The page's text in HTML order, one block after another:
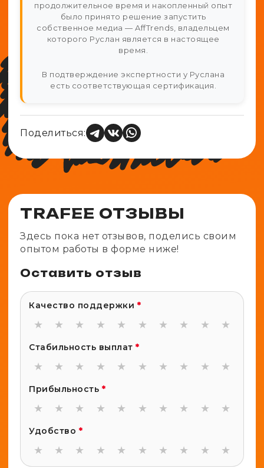
продолжительное время и накопленный опыт
было принято решение запустить
собственное медиа — AffTrends, владельцем
которого Руслан является в настоящее
время.
В подтверждение экспертности у Руслана
есть соответствующая сертификация.
Поделиться:
TRAFEE ОТЗЫВЫ
Здесь пока нет отзывов, поделись своим
опытом работы в форме ниже!
Оставить отзыв
Качество поддержки *
★ ★ ★ ★ ★ ★ ★ ★ ★ ★
Стабильность выплат *
★ ★ ★ ★ ★ ★ ★ ★ ★ ★
Прибыльность *
★ ★ ★ ★ ★ ★ ★ ★ ★ ★
Удобство *
★ ★ ★ ★ ★ ★ ★ ★ ★ ★